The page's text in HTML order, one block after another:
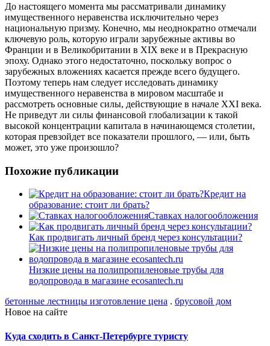
До настоящего момента мы рассматривали динамику
имущественного неравенства исключительно через
национальную призму. Конечно, мы неоднократно отмечали
ключевую роль, которую играли зарубежные активы во
Франции и в Великобритании в XIX веке и в Прекрасную
эпоху. Однако этого недостаточно, поскольку вопрос о
зарубежных вложениях касается прежде всего будущего.
Поэтому теперь нам следует исследовать динамику
имущественного неравенства в мировом масштабе и
рассмотреть основные силы, действующие в начале XXI века.
Не приведут ли силы финансовой глобализации к такой
высокой концентрации капитала в начинающемся столетии,
которая превзойдет все показатели прошлого, — или, быть
может, это уже произошло?
Похожие публикации
Кредит на
образование: стоит ли брать?
Ставках налогообложения
Как продвигать личный бренд через консультации?
Низкие цены на полипропиленовые трубы для
водопровода в магазине ecosantech.ru
бетонные лестницы изготовление цена . брусовой дом
Новое на сайте
Куда сходить в Санкт-Петербурге туристу